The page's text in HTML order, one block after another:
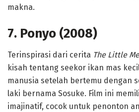
makna.
7. Ponyo (2008)
Terinspirasi dari cerita The Little
kisah tentang seekor ikan mas
manusia setelah bertemu dengan
laki bernama Sosuke. Film ini
imajinatif, cocok untuk penonton